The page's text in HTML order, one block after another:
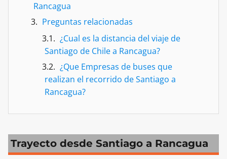
Rancagua
Preguntas relacionadas
¿Cual es la distancia del viaje de
Santiago de Chile a Rancagua?
¿Que Empresas de buses que
realizan el recorrido de Santiago a
Rancagua?
Trayecto desde Santiago a Rancagua